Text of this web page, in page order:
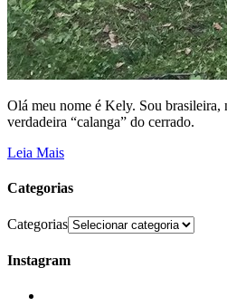
Olá meu nome é Kely. Sou brasileira,
verdadeira “calanga” do cerrado.
Leia Mais
Categorias
Categorias
Instagram